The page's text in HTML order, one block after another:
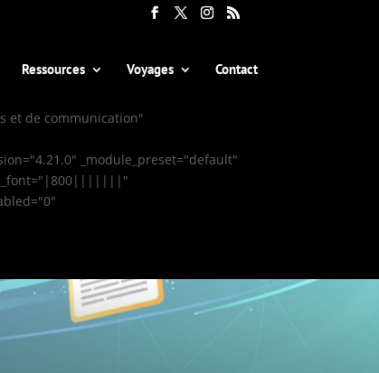
Ressources Voyages Contact
et de communication"
_module_preset="default"